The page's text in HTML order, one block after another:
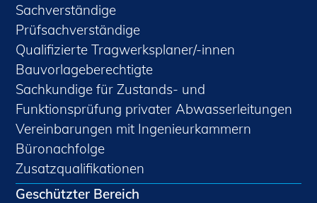
Sachverständige
Prüfsachverständige
Qualifizierte Tragwerksplaner/-innen
Bauvorlageberechtigte
Sachkundige für Zustands- und
Funktionsprüfung privater Abwasserleitungen
Vereinbarungen mit Ingenieurkammern
Büronachfolge
Zusatzqualifikationen
Geschützter Bereich